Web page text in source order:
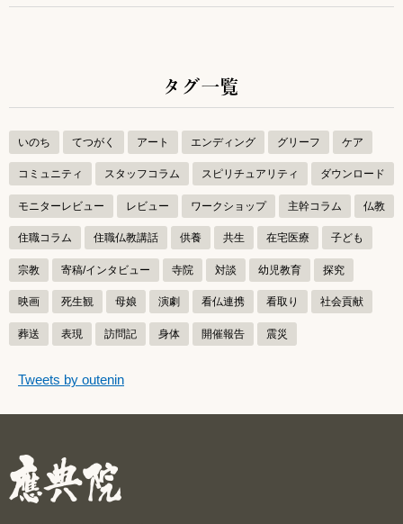
タグ一覧
いのち てつがく アート エンディング グリーフ ケア
コミュニティ スタッフコラム スピリチュアリティ ダウンロード
モニターレビュー レビュー ワークショップ 主幹コラム 仏教
住職コラム 住職仏教講話 供養 共生 在宅医療 子ども
宗教 寄稿/インタビュー 寺院 対談 幼児教育 探究
映画 死生観 母娘 演劇 看仏連携 看取り 社会貢献
葬送 表現 訪問記 身体 開催報告 震災
つぶやき
つぶやきをスキップする
Tweets by outenin